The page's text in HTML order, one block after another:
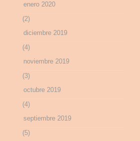
enero 2020
(2)
diciembre 2019
(4)
noviembre 2019
(3)
octubre 2019
(4)
septiembre 2019
(5)